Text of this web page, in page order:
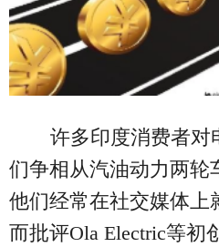
许多印度消费者对
们争相从汽油动力两轮
他们经常在社交媒体上
而批评Ola Electric等初